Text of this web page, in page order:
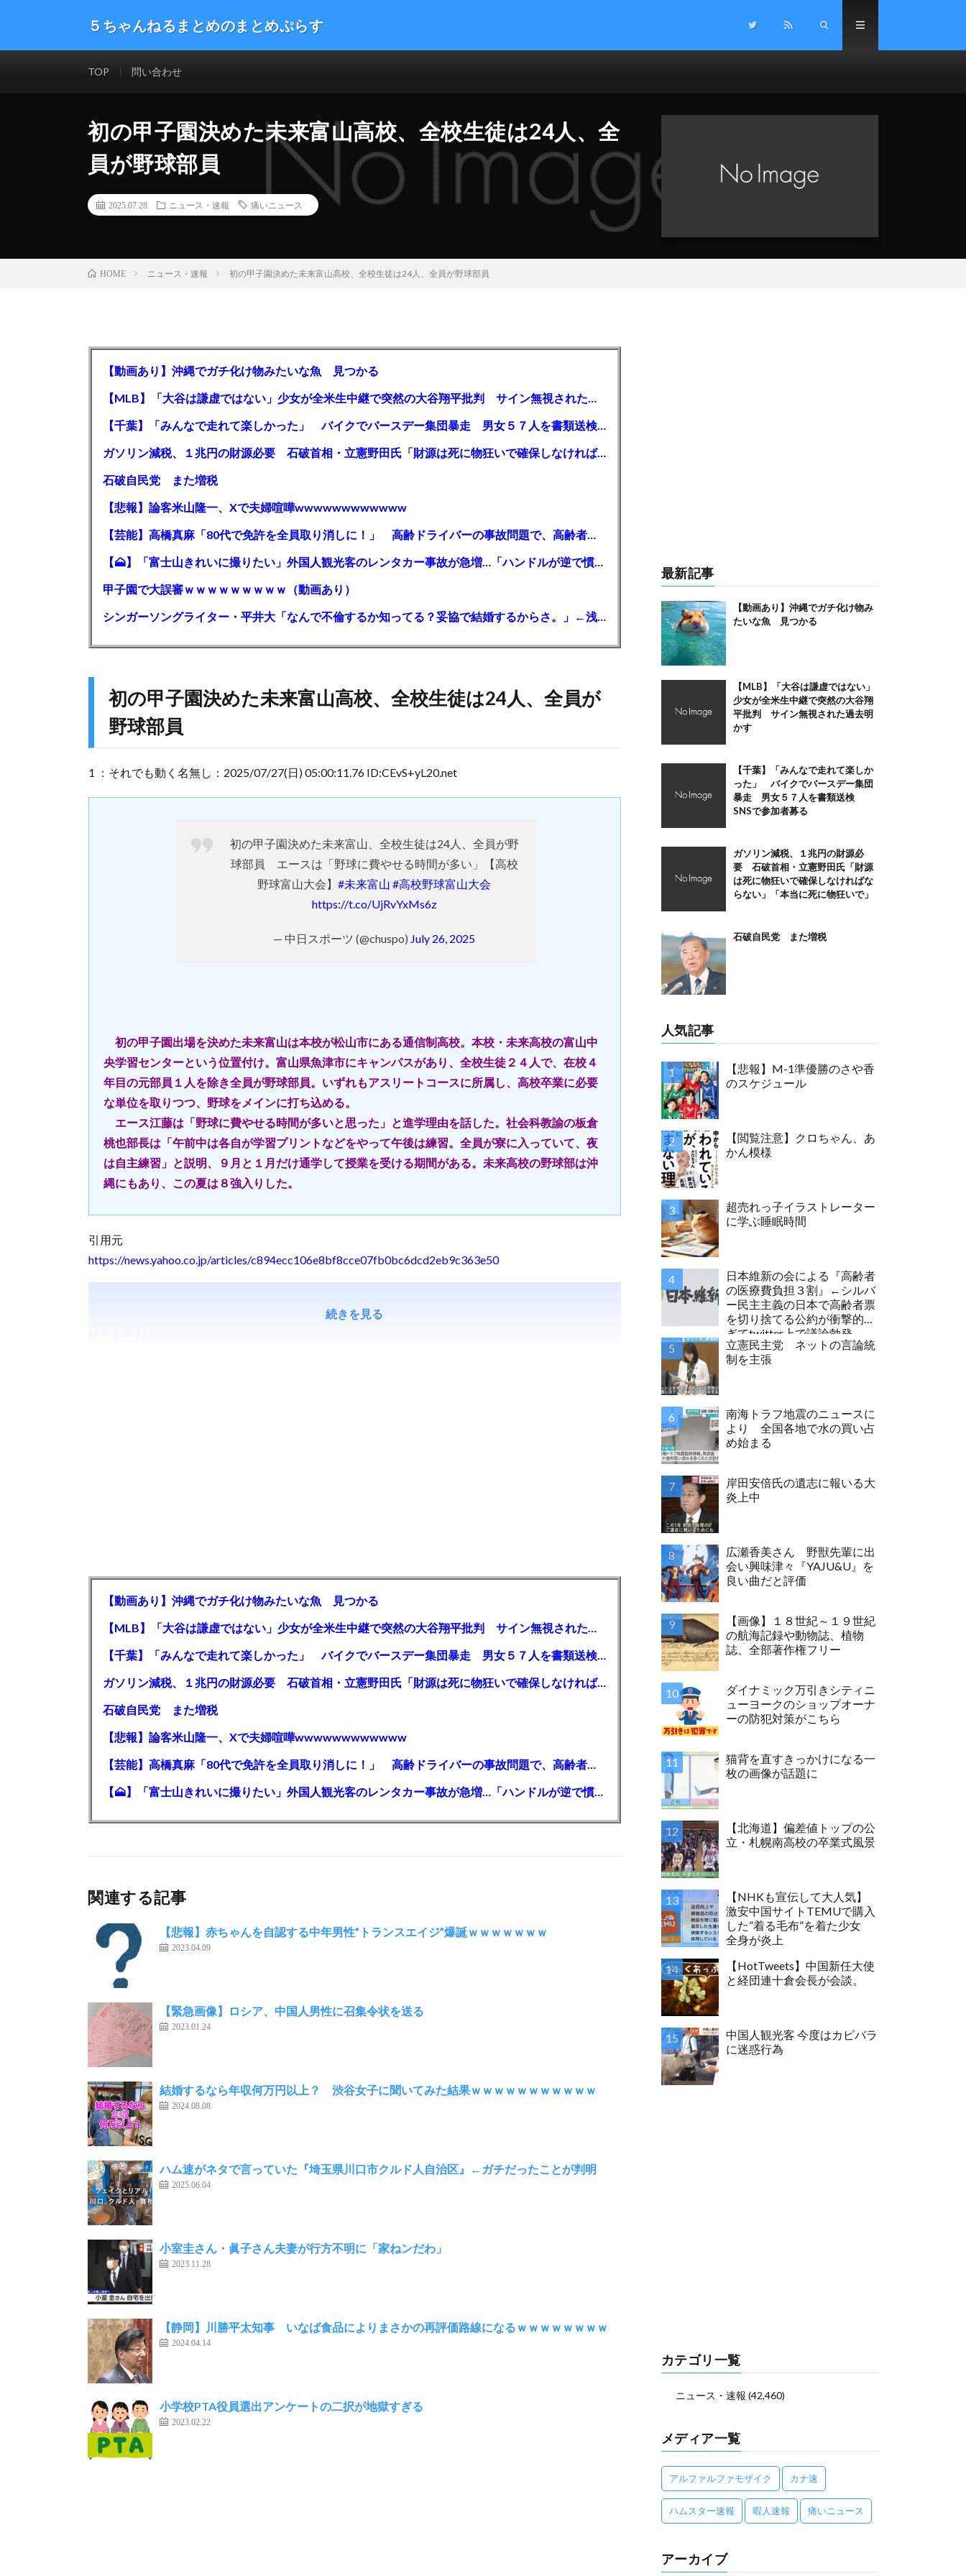
５ちゃんねるまとめのまとめぷらす
した。ネタ・速報 エンタメ 生活 趣味 漫画アニメ ゲーム サイエンス マネー 海外の反応
TOP 問い合わせ
初の甲子園決めた未来富山高校、全校生徒は24人、全
員が野球部員
2025.07.28 ニュース・速報 痛いニュース
HOME ニュース・速報 初の甲子園決めた未来富山高校、全校生徒は24人、全員が野球部員
【動画あり】沖縄でガチ化け物みたいな魚 見つかる
【MLB】「大谷は謙虚ではない」少女が全米生中継で突然の大谷翔平批判 サイン無視された過去明かす
【千葉】「みんなで走れて楽しかった」 バイクでバースデー集団暴走 男女５７人を書類送検 SNSで参加者募る
ガソリン減税、１兆円の財源必要 石破首相・立憲野田氏「財源は死に物狂いで確保しなければならない」「本当に死に物狂いで」
石破自民党 また増税
【悲報】論客米山隆一、Xで夫婦喧嘩wwwwwwwwwwww
【芸能】高橋真麻「80代で免許を全員取り消しに！」 高齢ドライバーの事故問題で、高齢者の運転免許取り消し法を提案
【🗻】「富士山きれいに撮りたい」外国人観光客のレンタカー事故が急増…「ハンドルが逆で慣れず」、道の狭さも
甲子園で大誤審ｗｗｗｗｗｗｗｗｗ（動画あり）
シンガーソングライター・平井大「なんで不倫するか知ってる？妥協で結婚するからさ。」←浅すぎると大炎上
初の甲子園決めた未来富山高校、全校生徒は24人、全員が
野球部員
1 ：それでも動く名無し：2025/07/27(日) 05:00:11.76 ID:CEvS+yL20.net
初の甲子園決めた未来富山、全校生徒は24人、全員が野
球部員 エースは「野球に費やせる時間が多い」【高校
野球富山大会】#未来富山 #高校野球富山大会
https://t.co/UjRvYxMs6z
— 中日スポーツ (@chuspo) July 26, 2025
初の甲子園出場を決めた未来富山は本校が松山市にある通信制高校。本校・未来高校の富山中
央学習センターという位置付け。富山県魚津市にキャンパスがあり、全校生徒２４人で、在校４
年目の元部員１人を除き全員が野球部員。いずれもアスリートコースに所属し、高校卒業に必要
な単位を取りつつ、野球をメインに打ち込める。
エース江藤は「野球に費やせる時間が多いと思った」と進学理由を話した。社会科教諭の板倉
桃也部長は「午前中は各自が学習プリントなどをやって午後は練習。全員が寮に入っていて、夜
は自主練習」と説明、９月と１月だけ通学して授業を受ける期間がある。未来高校の野球部は沖
縄にもあり、この夏は８強入りした。
引用元
https://news.yahoo.co.jp/articles/c894ecc106e8bf8cce07fb0bc6dcd2eb9c363e50
続きを見る
【動画あり】沖縄でガチ化け物みたいな魚 見つかる
【MLB】「大谷は謙虚ではない」少女が全米生中継で突然の大谷翔平批判 サイン無視された過去明かす
【千葉】「みんなで走れて楽しかった」 バイクでバースデー集団暴走 男女５７人を書類送検 SNSで参加者募る
ガソリン減税、１兆円の財源必要 石破首相・立憲野田氏「財源は死に物狂いで確保しなければならない」「本当に死に物狂いで」
石破自民党 また増税
【悲報】論客米山隆一、Xで夫婦喧嘩wwwwwwwwwwww
【芸能】高橋真麻「80代で免許を全員取り消しに！」 高齢ドライバーの事故問題で、高齢者の運転免許取り消し法を提案
【🗻】「富士山きれいに撮りたい」外国人観光客のレンタカー事故が急増…「ハンドルが逆で慣れず」、道の狭さも
関連する記事
【悲報】赤ちゃんを自認する中年男性”トランスエイジ”爆誕ｗｗｗｗｗｗｗ
2023.04.09
【緊急画像】ロシア、中国人男性に召集令状を送る
2023.01.24
結婚するなら年収何万円以上？ 渋谷女子に聞いてみた結果ｗｗｗｗｗｗｗｗｗｗｗ
2024.08.08
ハム速がネタで言っていた『埼玉県川口市クルド人自治区』←ガチだったことが判明
2025.06.04
小室圭さん・眞子さん夫妻が行方不明に「家ねンだわ」
2023.11.28
【静岡】川勝平太知事 いなば食品によりまさかの再評価路線になるｗｗｗｗｗｗｗｗ
2024.04.14
小学校PTA役員選出アンケートの二択が地獄すぎる
2023.02.22
最新記事
【動画あり】沖縄でガチ化け物み
たいな魚 見つかる
【MLB】「大谷は謙虚ではない」
少女が全米生中継で突然の大谷翔
平批判 サイン無視された過去明
かす
【千葉】「みんなで走れて楽しか
った」 バイクでバースデー集団
暴走 男女５７人を書類送検
SNSで参加者募る
ガソリン減税、１兆円の財源必
要 石破首相・立憲野田氏「財源
は死に物狂いで確保しなければな
らない」「本当に死に物狂いで」
石破自民党 また増税
人気記事
【悲報】M-1準優勝のさや香
のスケジュール
【閲覧注意】クロちゃん、あ
かん模様
超売れっ子イラストレーター
に学ぶ睡眠時間
日本維新の会による『高齢者
の医療費負担３割』←シルバ
ー民主主義の日本で高齢者票
を切り捨てる公約が衝撃的す
ぎてtwitter上で議論勃発
立憲民主党 ネットの言論統
制を主張
南海トラフ地震のニュースに
より 全国各地で水の買い占
め始まる
岸田安倍氏の遺志に報いる大
炎上中
広瀬香美さん 野獣先輩に出
会い興味津々『YAJU&U』を
良い曲だと評価
【画像】１８世紀～１９世紀
の航海記録や動物誌、植物
誌、全部著作権フリー
ダイナミック万引きシティニ
ューヨークのショップオーナ
ーの防犯対策がこちら
猫背を直すきっかけになる一
枚の画像が話題に
【北海道】偏差値トップの公
立・札幌南高校の卒業式風景
【NHKも宣伝して大人気】
激安中国サイトTEMUで購入
した”着る毛布”を着た少女
全身が炎上
【HotTweets】中国新任大使
と経団連十倉会長が会談。
中国人観光客 今度はカピバラ
に迷惑行為
カテゴリ一覧
ニュース・速報 (42,460)
メディア一覧
アルファルファモザイク カナ速
ハムスター速報 暇人速報 痛いニュース
アーカイブ